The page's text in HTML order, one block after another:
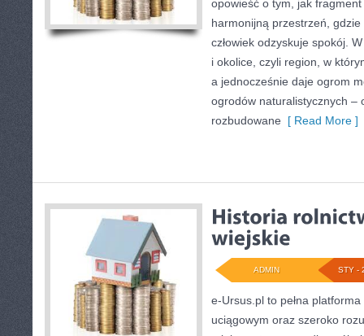
opowieść o tym, jak
harmonijną przestrzeń,
człowiek odzyskuje spokój.
i okolice, czyli region, w
a jednocześnie daje ogrom
ogrodów naturalistycznych –
rozbudowane [ Read More ]
STY -
ADMIN
e-Ursus.pl to pełna
uciągowym oraz szeroko